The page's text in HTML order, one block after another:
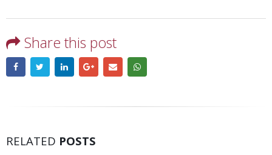
Share this post
RELATED POSTS